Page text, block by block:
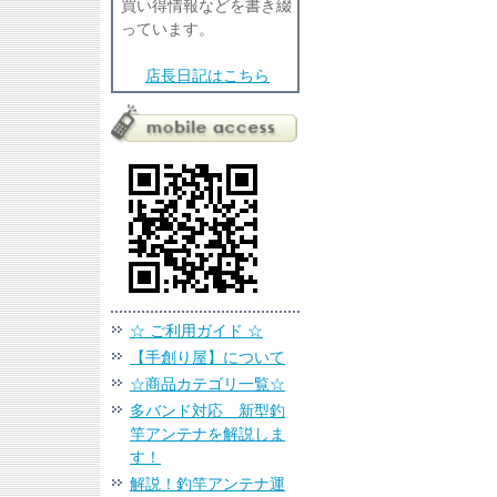
買い得情報などを書き綴
っています。
店長日記はこちら
☆ ご利用ガイド ☆
【手創り屋】について
☆商品カテゴリ一覧☆
多バンド対応 新型釣
竿アンテナを解説しま
す！
解説！釣竿アンテナ運